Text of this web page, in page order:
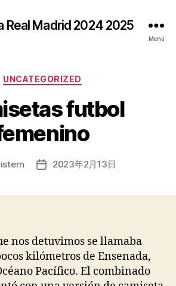
Real Madrid 2024 2025
Menú
Categorías
UNCATEGORIZED
futbol
istern
Fecha2023年2月13日
nos detuvimos se llamaba
kilómetros de Ensenada,
Pacífico. El combinado